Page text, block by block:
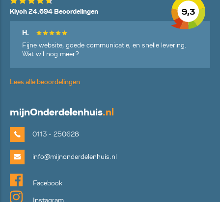
9,3
Kiyoh 24.694 Beoordelingen
H.
Fijne website, goede communicatie, en snelle levering.
Wat wil nog meer?
Lees alle beoordelingen
mijnOnderdelenhuis.nl
0113 - 250628
info@mijnonderdelenhuis.nl
Facebook